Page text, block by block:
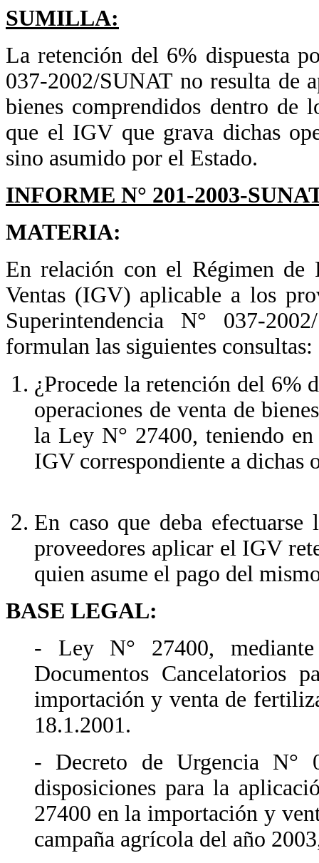
SUMILLA:
La retención del 6% dispuesta
037-2002/SUNAT no resulta de
bienes comprendidos dentro de
que el IGV que grava dichas
sino asumido por el Estado.
INFORME N° 201-2003-
MATERIA:
En relación con el Régimen de
Ventas (IGV) aplicable a los
Superintendencia N° 037-
formulan las siguientes consultas:
¿Procede la retención del 6%
operaciones de venta de
la Ley N° 27400, teniendo
IGV correspondiente a dichas
En caso que deba
proveedores aplicar el IGV
quien asume el pago del
BASE LEGAL:
- Ley N° 27400,
Documentos Cancelatorios
importación y venta de
18.1.2001.
- Decreto de Urgencia N°
disposiciones para la
27400 en la importación y
campaña agrícola del año